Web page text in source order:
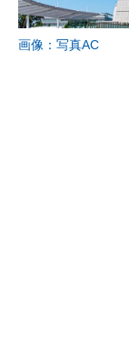
画像：写真AC